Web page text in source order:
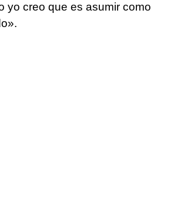
yo creo que es asumir como